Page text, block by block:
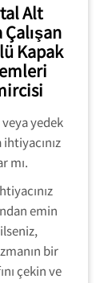
Alt
Çalışan
Kapak
veya yedek
mı.
emin
bir
çekin ve